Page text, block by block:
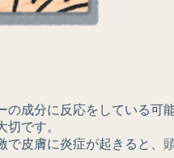
成分に反応をしている可
です。
皮膚に炎症が起きると、